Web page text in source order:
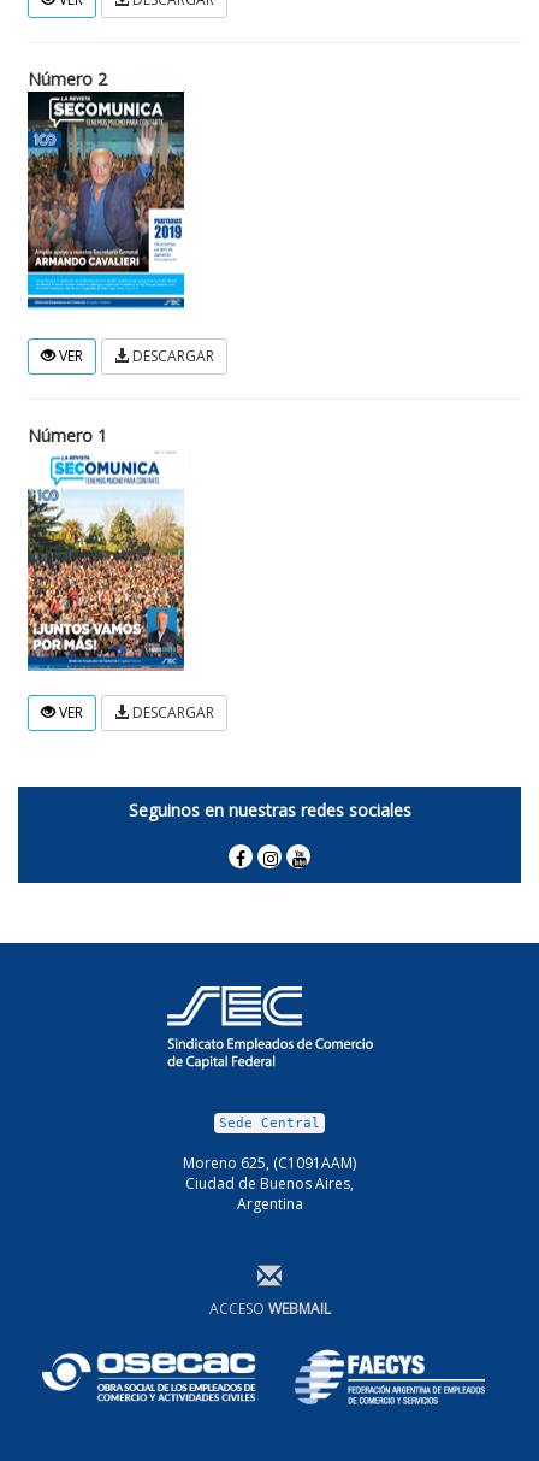
Número 2
VER DESCARGAR
Número 1
VER DESCARGAR
Seguinos en nuestras redes sociales
Sede Central
Moreno 625, (C1091AAM)
Ciudad de Buenos Aires,
Argentina
ACCESO WEBMAIL